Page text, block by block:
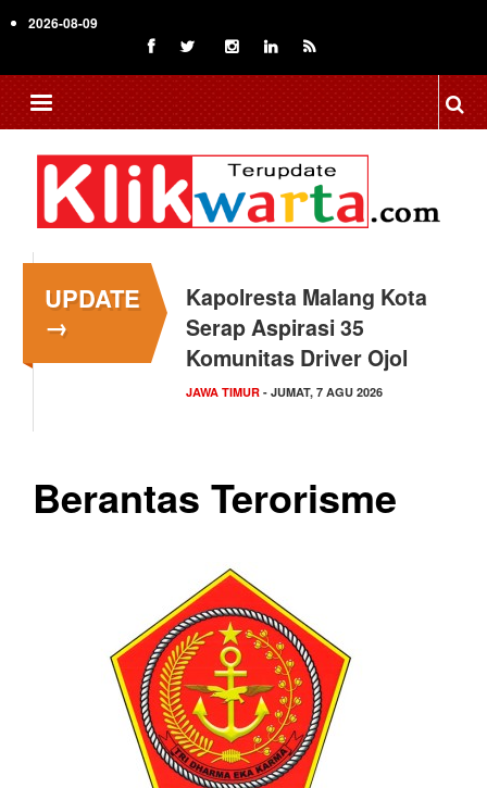
to
content
2026-08-09
UPDATE
→
Kapolresta Malang Kota
Serap Aspirasi 35
Komunitas Driver Ojol
JAWA TIMUR - JUMAT, 7 AGU 2026
Berantas Terorisme